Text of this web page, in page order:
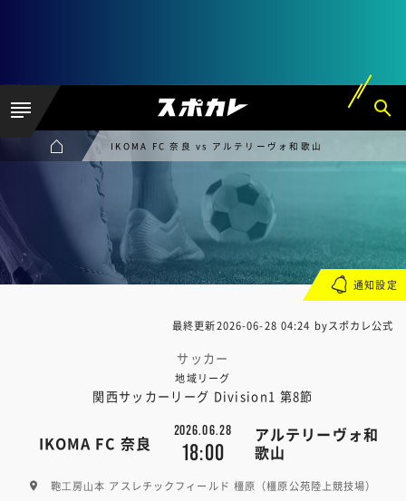
IKOMA FC 奈良 vs アルテリーヴォ和歌山
最終更新2026-06-28 04:24 byスポカレ公式
サッカー
地域リーグ
関西サッカーリーグ Division1 第8節
IKOMA FC 奈良
2026.06.28
18:00
アルテリーヴォ和
歌山
鞄⼯房⼭本 アスレチックフィールド 橿原（橿原公苑陸上競技場）
通知設定